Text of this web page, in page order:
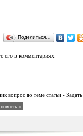
Поделиться…
его в комментариях.
вопрос по теме статьи -
»